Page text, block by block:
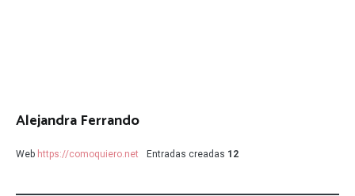
Alejandra Ferrando
Web https://comoquiero.net Entradas creadas 12